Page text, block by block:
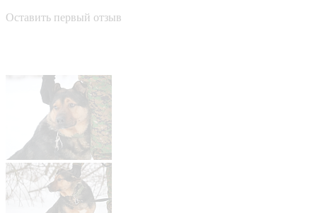
Оставить первый отзыв